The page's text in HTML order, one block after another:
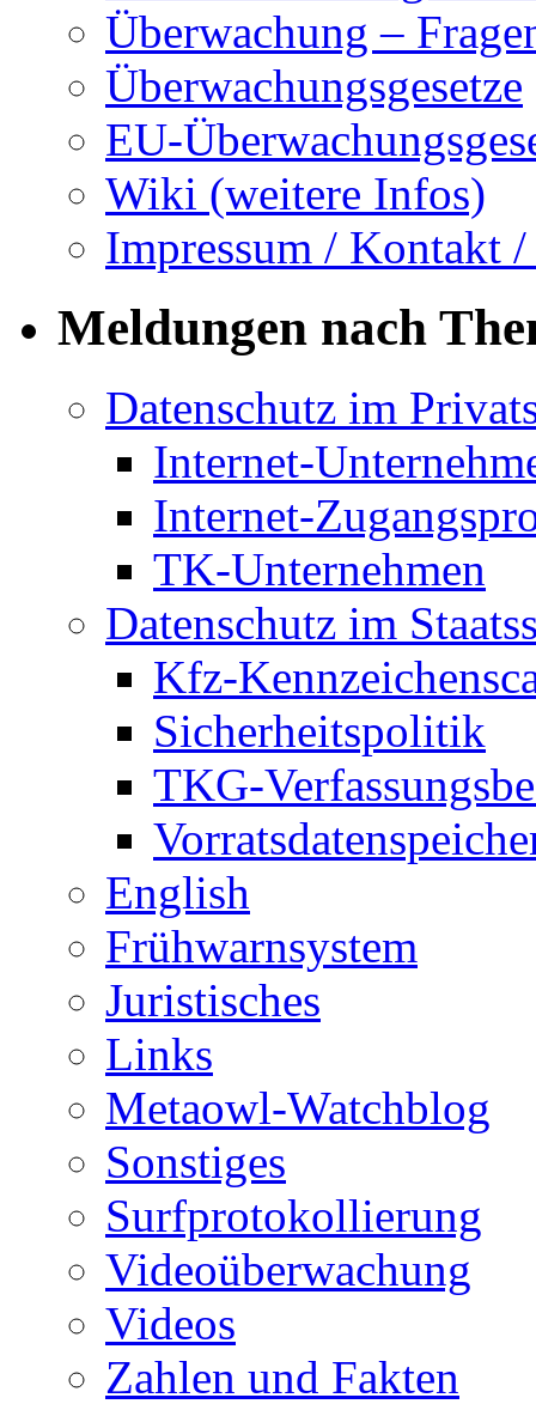
Überwachung –
Überwachungsgesetze
EU-
Wiki (weitere Infos)
Impressum / Kontakt
Meldungen nach
Datenschutz im
Internet-
Internet-
TK-Unternehmen
Datenschutz im
Kfz-
Sicherheitspolitik
TKG-
English
Frühwarnsystem
Juristisches
Links
Metaowl-Watchblog
Sonstiges
Surfprotokollierung
Videoüberwachung
Videos
Zahlen und Fakten